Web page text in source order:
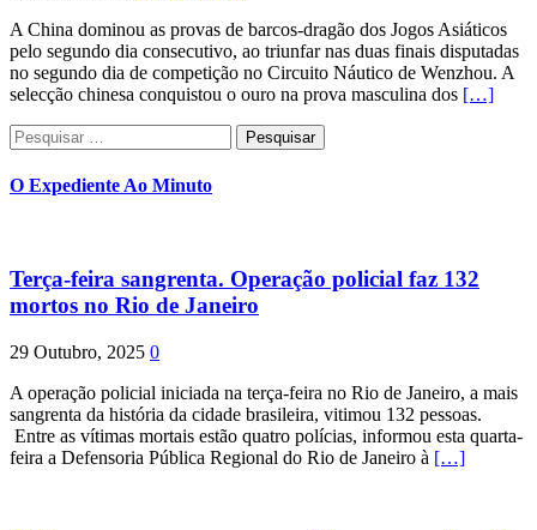
A China dominou as provas de barcos-dragão dos Jogos Asiáticos
pelo segundo dia consecutivo, ao triunfar nas duas finais disputadas
no segundo dia de competição no Circuito Náutico de Wenzhou. A
selecção chinesa conquistou o ouro na prova masculina dos […]
Pesquisar
por:
O Expediente Ao Minuto
Terça-feira sangrenta. Operação policial faz 132
mortos no Rio de Janeiro
29 Outubro, 2025 0
A operação policial iniciada na terça-feira no Rio de Janeiro, a mais
sangrenta da história da cidade brasileira, vitimou 132 pessoas.
Entre as vítimas mortais estão quatro polícias, informou esta quarta-
feira a Defensoria Pública Regional do Rio de Janeiro à […]